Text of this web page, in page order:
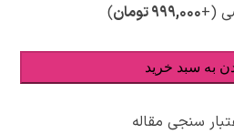
(+۹۹۹,۰۰۰تومان)
به سبد خرید
سنجی مقاله